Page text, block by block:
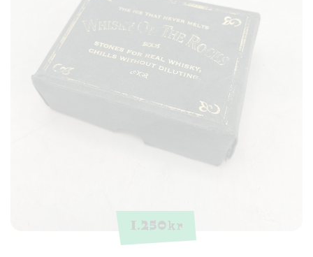
1.250kr